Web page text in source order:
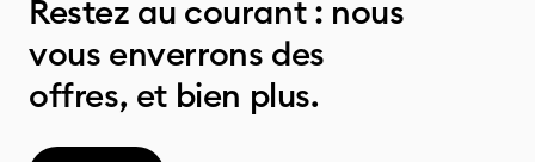
Restez au courant : nous
vous enverrons des
offres, et bien plus.